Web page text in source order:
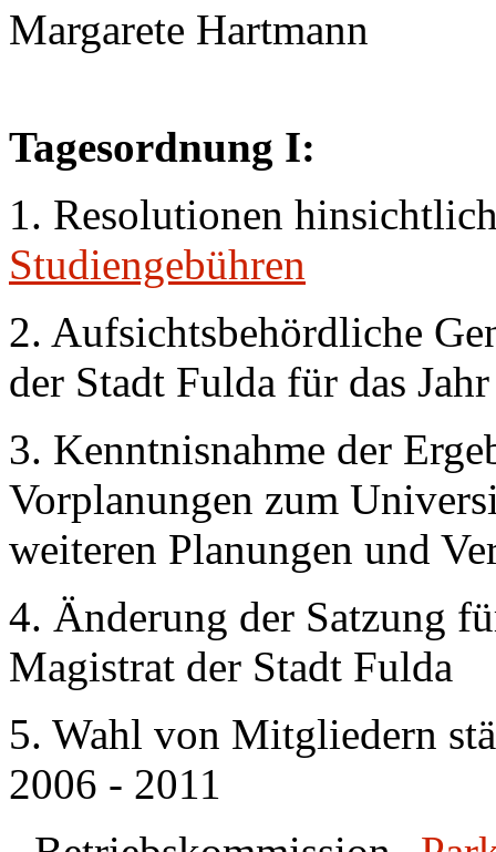
Margarete Hartmann
Tagesordnung I:
1. Resolutionen
Studiengebühren
2. Aufsichtsbehördliche
der Stadt Fulda für das
3. Kenntnisnahme der
Vorplanungen zum
weiteren Planungen und
4. Änderung der Satzung
Magistrat der Stadt Fulda
5. Wahl von Mitgliedern
2006 - 2011